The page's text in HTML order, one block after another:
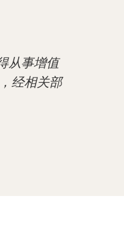
从事增值
经相关部